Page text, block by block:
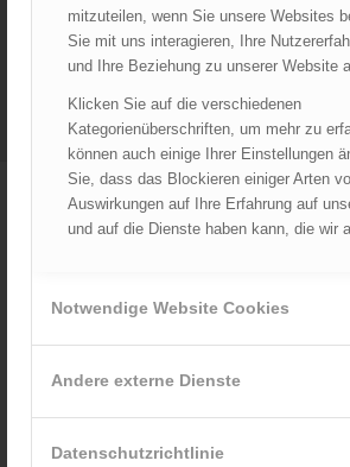
mitzuteilen, wenn Sie unsere Websites
Sie mit uns interagieren, Ihre
und Ihre Beziehung zu unserer Website
Klicken Sie auf die verschiedenen
Kategorienüberschriften, um mehr zu
können auch einige Ihrer Einstellungen
Sie, dass das Blockieren einiger Arten
Auswirkungen auf Ihre Erfahrung auf
und auf die Dienste haben kann, die wir
Notwendige Website Cookies
Andere externe Dienste
Datenschutzrichtlinie
WEITERE
UNSEREM